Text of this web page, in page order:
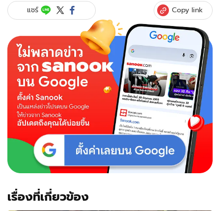
ผี
บอก
แท้!
เจ้าของ
ร้าน
เผย
ทำไม
เมนู
ขาย
บาท
ฟัง
ยิ่ง
แชร์ Copy link
เรื่องที่เกี่ยวข้อง